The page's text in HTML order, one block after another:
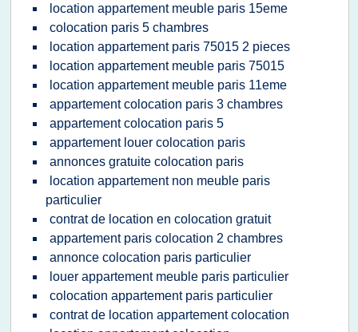
location appartement meuble paris 15eme
colocation paris 5 chambres
location appartement paris 75015 2 pieces
location appartement meuble paris 75015
location appartement meuble paris 11eme
appartement colocation paris 3 chambres
appartement colocation paris 5
appartement louer colocation paris
annonces gratuite colocation paris
location appartement non meuble paris
particulier
contrat de location en colocation gratuit
appartement paris colocation 2 chambres
annonce colocation paris particulier
louer appartement meuble paris particulier
colocation appartement paris particulier
contrat de location appartement colocation